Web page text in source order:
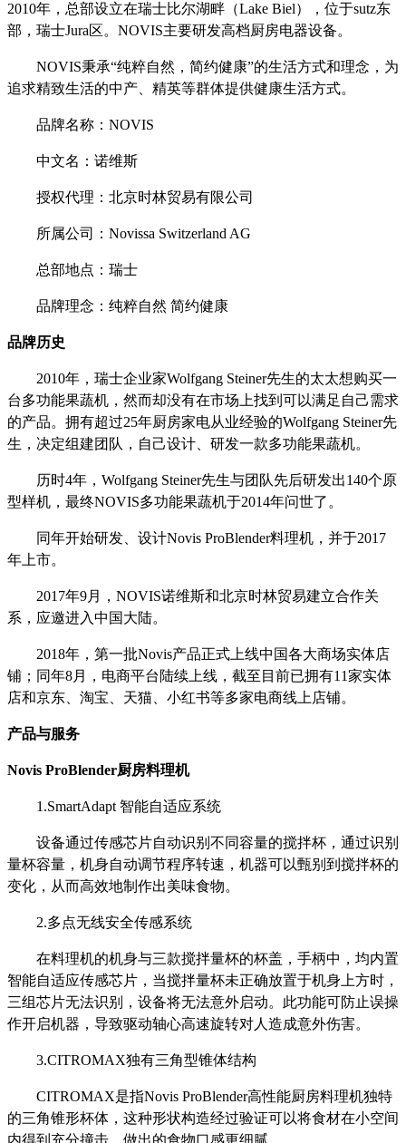
2010年，总部设立在瑞士比尔湖畔（Lake Biel），位于sutz东
部，瑞士Jura区。NOVIS主要研发高档厨房电器设备。
NOVIS秉承“纯粹自然，简约健康”的生活方式和理念，为
追求精致生活的中产、精英等群体提供健康生活方式。
品牌名称： NOVIS
中文名：诺维斯
授权代理：北京时林贸易有限公司
所属公司： Novissa Switzerland AG
总部地点：瑞士
品牌理念：纯粹自然 简约健康
品牌历史
2010年，瑞士企业家Wolfgang Steiner先生的太太想购买一
台多功能果蔬机，然而却没有在市场上找到可以满足自己需求
的产品。拥有超过25年厨房家电从业经验的Wolfgang Steiner先
生，决定组建团队，自己设计、研发一款多功能果蔬机。
历时4年，Wolfgang Steiner先生与团队先后研发出140个原
型样机，最终NOVIS多功能果蔬机于2014年问世了。
同年开始研发、设计Novis ProBlender料理机，并于2017
年上市。
2017年9月，NOVIS诺维斯和北京时林贸易建立合作关
系，应邀进入中国大陆。
2018年，第一批Novis产品正式上线中国各大商场实体店
铺；同年8月，电商平台陆续上线，截至目前已拥有11家实体
店和京东、淘宝、天猫、小红书等多家电商线上店铺。
产品与服务
Novis ProBlender厨房料理机
1.SmartAdapt 智能自适应系统
设备通过传感芯片自动识别不同容量的搅拌杯，通过识别
量杯容量，机身自动调节程序转速，机器可以甄别到搅拌杯的
变化，从而高效地制作出美味食物。
2.多点无线安全传感系统
在料理机的机身与三款搅拌量杯的杯盖，手柄中，均内置
智能自适应传感芯片，当搅拌量杯未正确放置于机身上方时，
三组芯片无法识别，设备将无法意外启动。此功能可防止误操
作开启机器，导致驱动轴心高速旋转对人造成意外伤害。
3.CITROMAX独有三角型锥体结构
CITROMAX是指Novis ProBlender高性能厨房料理机独特
的三角锥形杯体，这种形状构造经过验证可以将食材在小空间
内得到充分撞击，做出的食物口感更细腻。